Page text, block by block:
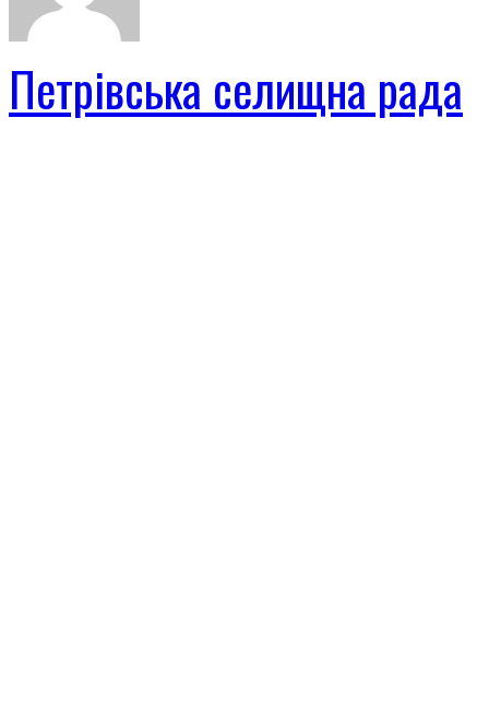
Петрівська селищна рада